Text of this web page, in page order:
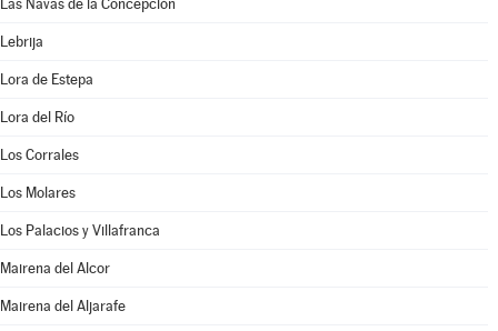
Las Navas de la Concepción
Lebrija
Lora de Estepa
Lora del Río
Los Corrales
Los Molares
Los Palacios y Villafranca
Mairena del Alcor
Mairena del Aljarafe